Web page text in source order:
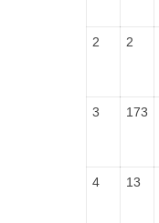
2 2
3 173
4 13